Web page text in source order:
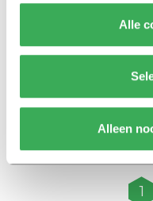
Alle
Alleen
06
1